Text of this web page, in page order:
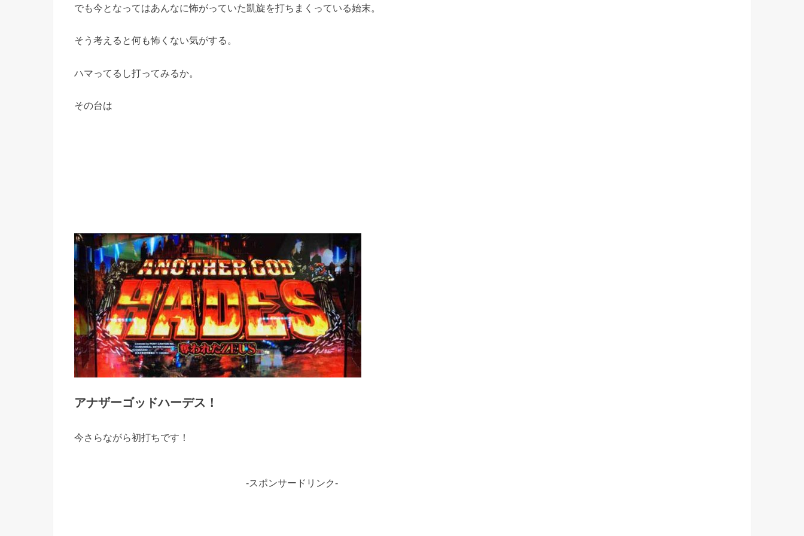
でも今となってはあんなに怖がっていた凱旋を打ちまくっている始末。
そう考えると何も怖くない気がする。
ハマってるし打ってみるか。
その台は
アナザーゴッドハーデス！
今さらながら初打ちです！
-スポンサードリンク-